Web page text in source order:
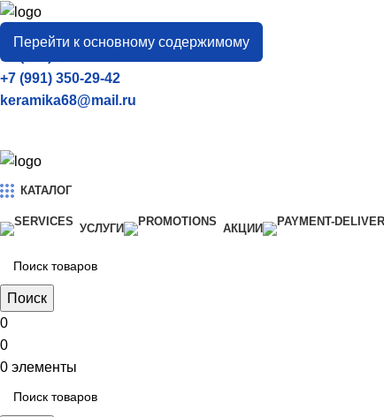
Перейти к основному содержимому
город
Тамбов
+7 (906) 657-33-54
+7 (991) 350-29-42
keramika68@mail.ru
КАТАЛОГ
УСЛУГИ АКЦИИ
Поиск
0
0
0 элементы